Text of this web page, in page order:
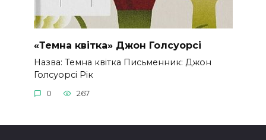
«Темна квітка» Джон Голсуорсі
Назва: Темна квітка Письменник: Джон
Голсуорсі Рік
0 267